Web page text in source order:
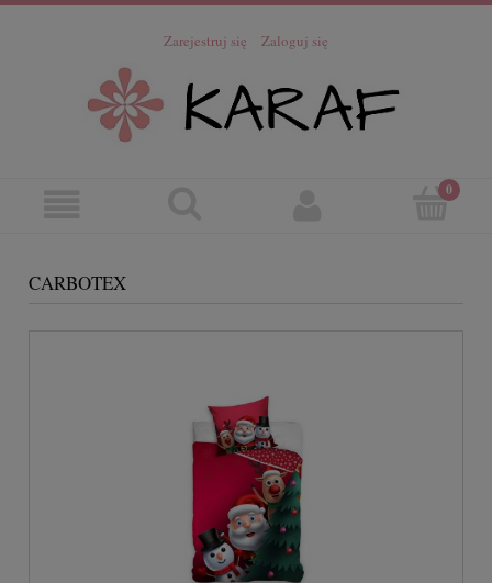
Zarejestruj się Zaloguj się
CARBOTEX